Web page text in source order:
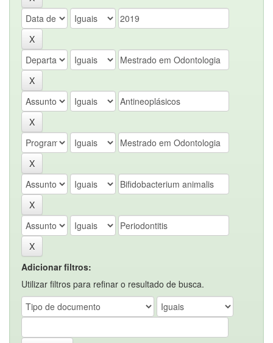
Adicionar filtros:
Utilizar filtros para refinar o resultado de busca.